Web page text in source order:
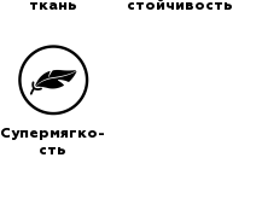
ткань
стойчивость
Супермягко-
сть